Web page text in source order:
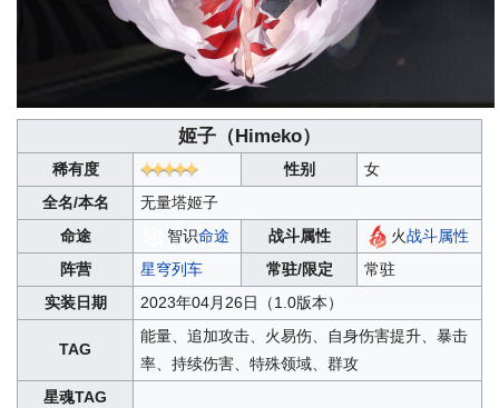
姬子（Himeko）
稀有度 性别
女
全名/本名
无量塔姬子
命途
智识命途 战斗属性 火战斗属性
阵营
星穹列车 常驻/限定
常驻
实装日期
2023年04月26日（1.0版本）
TAG
能量、追加攻击、火易伤、自身伤害提升、暴击
率、持续伤害、特殊领域、群攻
星魂TAG